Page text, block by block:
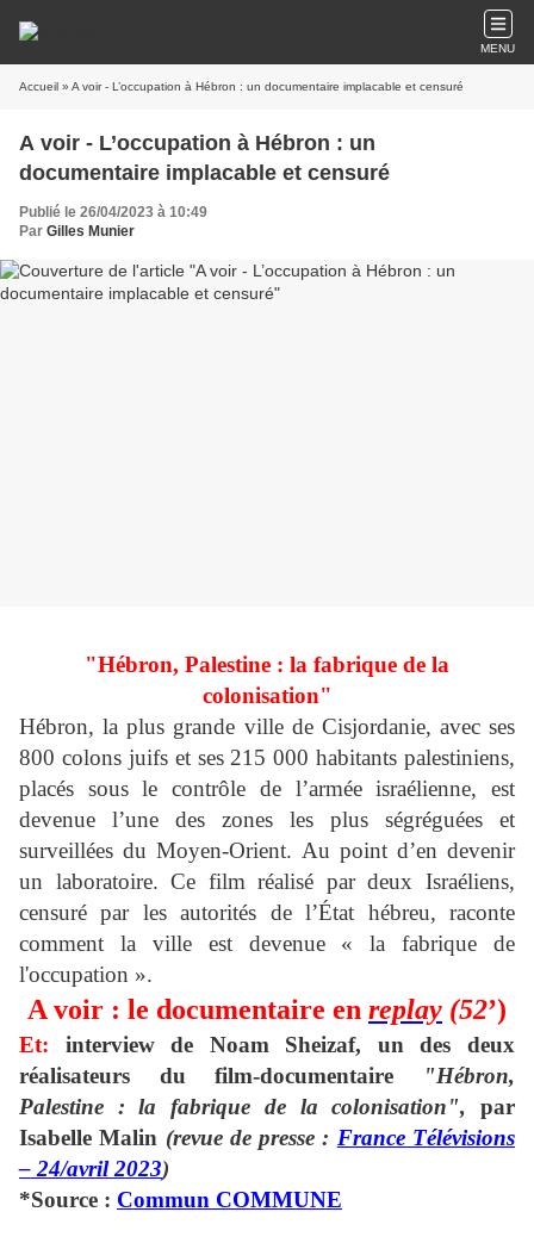
MENU
Accueil » A voir - L’occupation à Hébron : un documentaire implacable et censuré
A voir - L’occupation à Hébron : un
documentaire implacable et censuré
Publié le 26/04/2023 à 10:49
Par Gilles Munier
"Hébron, Palestine : la fabrique de la
colonisation"
Hébron, la plus grande ville de Cisjordanie, avec ses
800 colons juifs et ses 215 000 habitants palestiniens,
placés sous le contrôle de l’armée israélienne, est
devenue l’une des zones les plus ségréguées et
surveillées du Moyen-Orient. Au point d’en devenir
un laboratoire. Ce film réalisé par deux Israéliens,
censuré par les autorités de l’État hébreu, raconte
comment la ville est devenue « la fabrique de
l'occupation ».
A voir : le documentaire en replay (52’)
Et: interview de Noam Sheizaf, un des deux
réalisateurs du film-documentaire
"Hébron,
Palestine : la fabrique de la colonisation", par
Isabelle Malin (revue de presse : France Télévisions
– 24/avril 2023)
*Source : Commun COMMUNE